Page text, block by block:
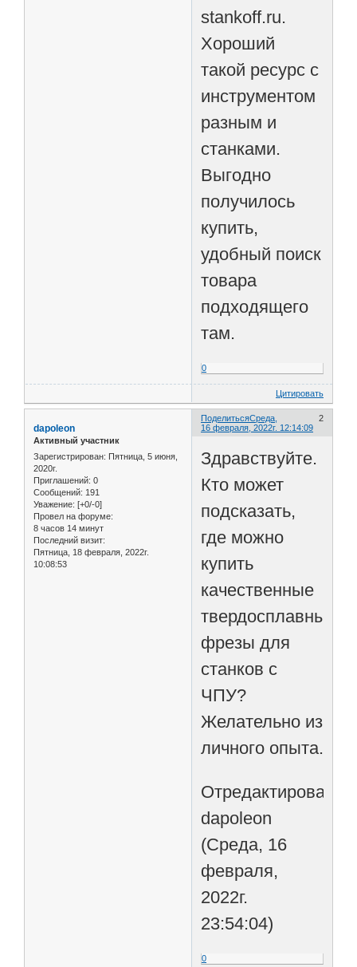
stankoff.ru.
Хороший
такой ресурс с
инструментом
разным и
станками.
Выгодно
получилось
купить,
удобный поиск
товара
подходящего
там.
0
Цитировать
Поделиться 2
Среда,
16 февраля, 2022г. 12:14:09
dapoleon
Активный участник
Зарегистрирован: Пятница, 5 июня,
2020г.
Приглашений: 0
Сообщений: 191
Уважение: [+0/-0]
Провел на форуме:
8 часов 14 минут
Последний визит:
Пятница, 18 февраля, 2022г.
10:08:53
Здравствуйте.
Кто может
подсказать,
где можно
купить
качественные
твердосплавные
фрезы для
станков с
ЧПУ?
Желательно из
личного опыта.
Отредактировано
dapoleon
(Среда, 16
февраля,
2022г.
23:54:04)
0